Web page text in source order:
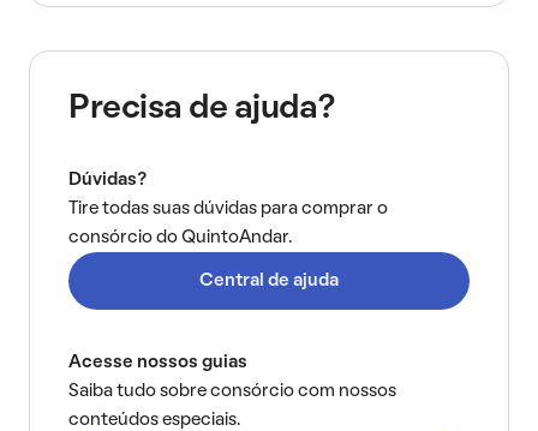
Precisa de ajuda?
Dúvidas?
Tire todas suas dúvidas para comprar o
consórcio do QuintoAndar.
Central de ajuda
Acesse nossos guias
Saiba tudo sobre consórcio com nossos
conteúdos especiais.